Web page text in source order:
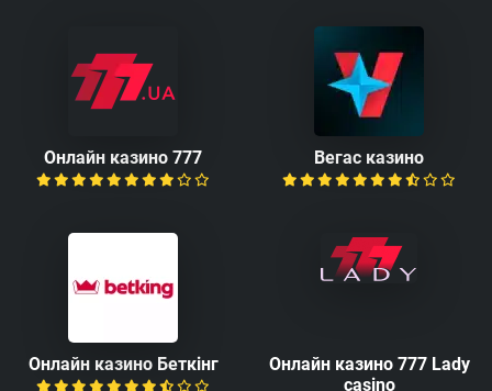
Онлайн казино 777 Вегас казино
Онлайн казино Беткінг
Онлайн казино 777 Lady
casino